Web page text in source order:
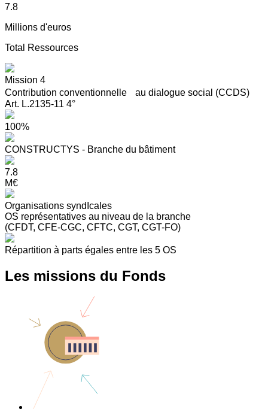
7.8
Millions d'euros
Total Ressources
Mission 4
Contribution conventionnelle au dialogue social (CCDS)
Art. L.2135-11 4°
100%
CONSTRUCTYS - Branche du bâtiment
7.8
M€
Organisations syndIcales
OS représentatives au niveau de la branche
(CFDT, CFE-CGC, CFTC, CGT, CGT-FO)
Répartition à parts égales entre les 5 OS
Les missions du Fonds